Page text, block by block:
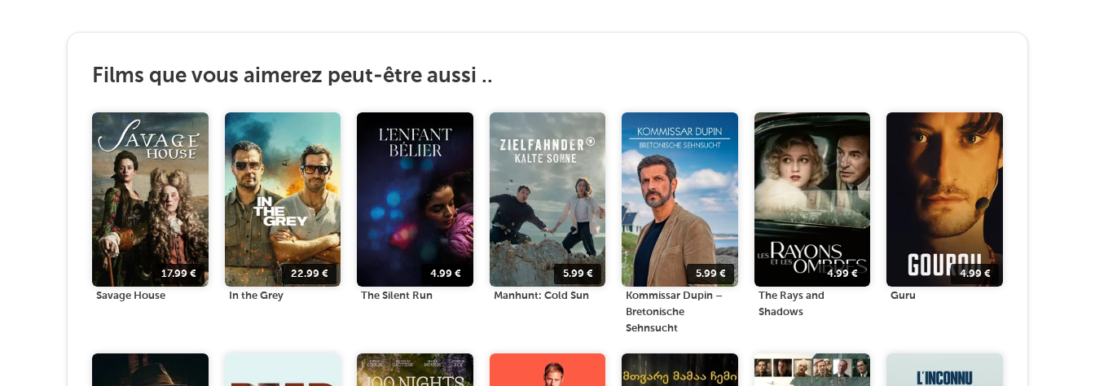
Films que vous aimerez peut-être aussi ..
17.99€
Savage House
22.99 €
In the Grey
4.99€
The Silent Run
5.99 €
Manhunt: Cold Sun
5.99€
Kommissar Dupin –
Bretonische
Sehnsucht
4.99€
The Rays and
Shadows
4.99€
Guru